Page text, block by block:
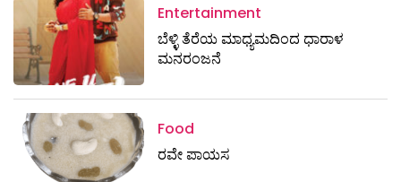
Entertainment
ಬೆಳ್ಳಿ ತೆರೆಯ ಮಾಧ್ಯಮದಿಂದ ಧಾರಾಳ
ಮನರಂಜನೆ
Food
ರವೇ ಪಾಯಸ